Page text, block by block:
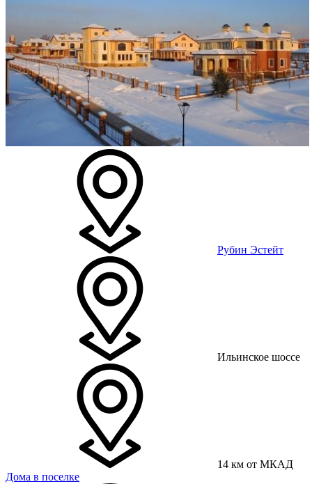
Рубин Эстейт
Ильинское шоссе
14 км от МКАД
Дома в поселке